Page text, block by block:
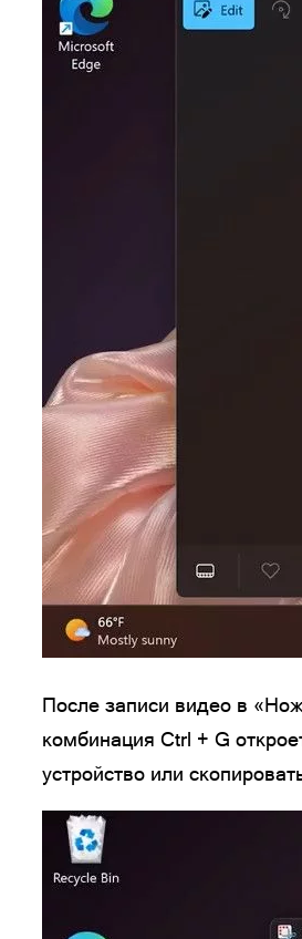
После записи видео в
комбинация Ctrl + G
устройство или